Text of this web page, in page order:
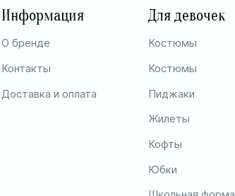
Информация
О бренде
Контакты
Доставка и оплата
Для девочек
Костюмы
Костюмы
Пиджаки
Жилеты
Кофты
Юбки